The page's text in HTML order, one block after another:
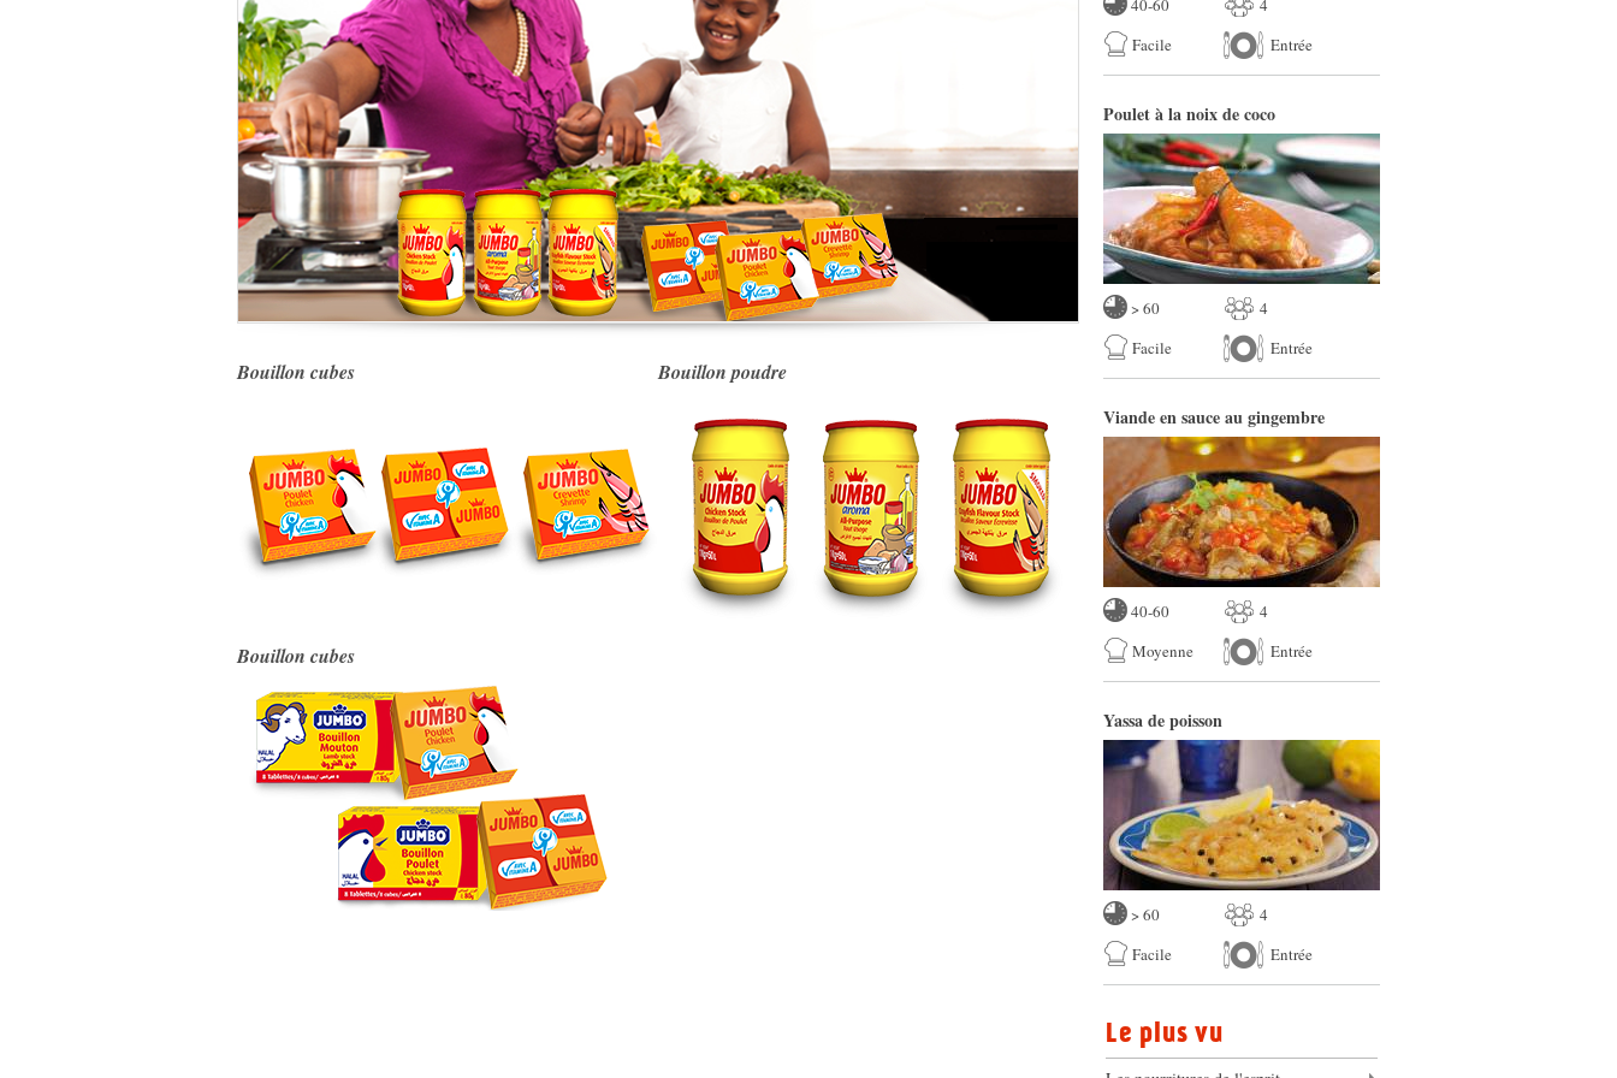
Bouillon cubes Bouillon poudre
Bouillon cubes
40-60
4
Facile
Entrée
Poulet à la noix de coco
> 60
4
Facile
Entrée
Viande en sauce au gingembre
40-60
4
Moyenne
Entrée
Yassa de poisson
> 60
4
Facile
Entrée
Le plus vu